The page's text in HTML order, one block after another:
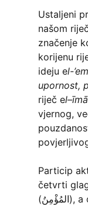
Ustaljeni
našom
značenje
korijenu
ideju el-
upornost,
riječ el–
vjernog,
Particip
četvrti
(المُؤْمِنُ), a označava onog koji je svjestan